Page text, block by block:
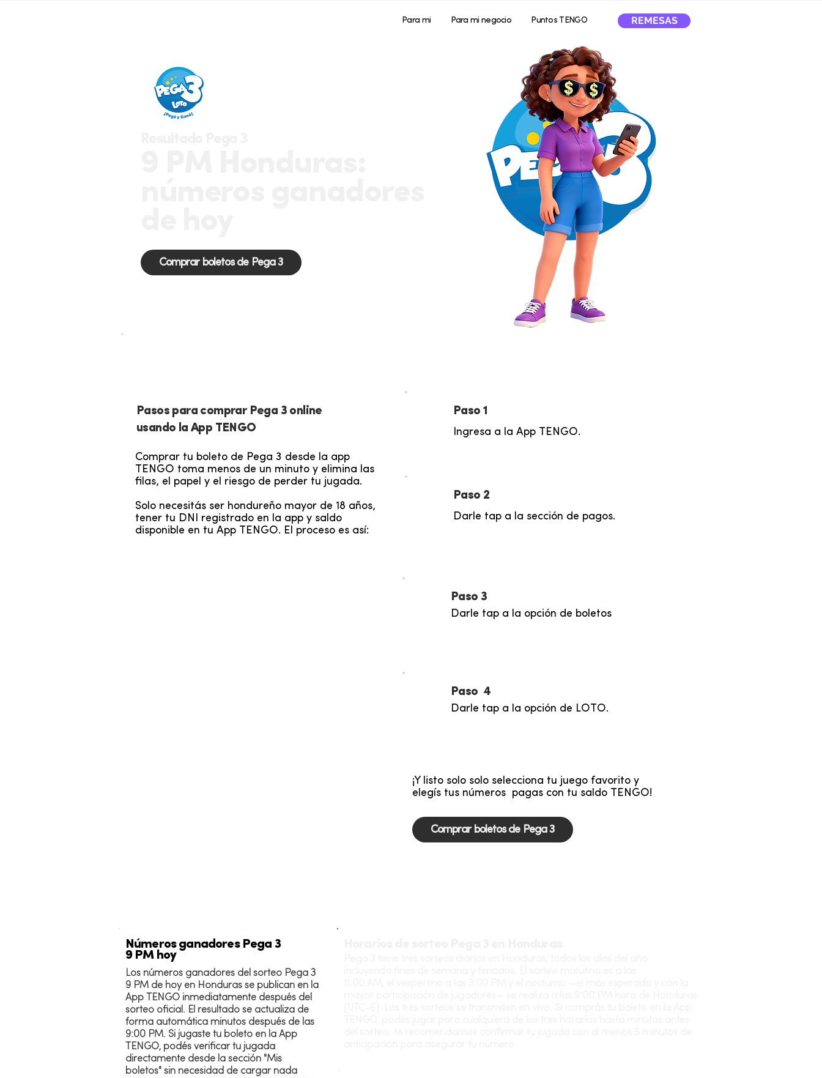
Para mi Para mi negocio Puntos TENGO REMESAS
Comprar boletos de Pega 3
Pasos para comprar Pega 3 online
usando la App TENGO
Comprar tu boleto de Pega 3 desde la app
TENGO toma menos de un minuto y elimina las
filas, el papel y el riesgo de perder tu jugada.
Solo necesitás ser hondureño mayor de 18 años,
tener tu DNI registrado en la app y saldo
disponible en tu App TENGO. El proceso es así:
Paso 1
Ingresa a la App TENGO.
Paso 2
Darle tap a la sección de pagos.
Paso 3
Darle tap a la opción de boletos
Paso 4
Darle tap a la opción de LOTO.
¡Y listo solo solo selecciona tu juego favorito y
elegís tus números pagas con tu saldo TENGO!
Comprar boletos de Pega 3
Números ganadores Pega 3
9 PM hoy
Los números ganadores del sorteo Pega 3
9 PM de hoy en Honduras se publican en la
App TENGO inmediatamente después del
sorteo oficial. El resultado se actualiza de
forma automática minutos después de las
9:00 PM. Si jugaste tu boleto en la App
TENGO, podés verificar tu jugada
directamente desde la sección "Mis
boletos" sin necesidad de cargar nada